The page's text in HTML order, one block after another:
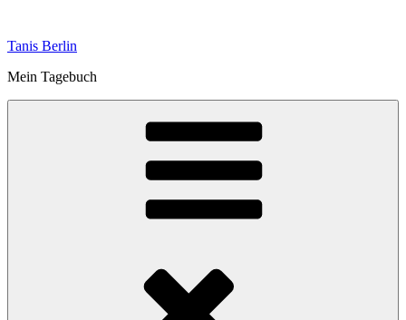
springen
Tanis Berlin
Mein Tagebuch